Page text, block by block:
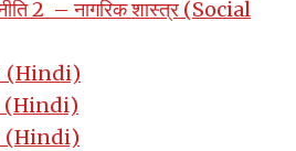
2 – नागरिक शास्त्र (Social
(Hindi)
(Hindi)
(Hindi)